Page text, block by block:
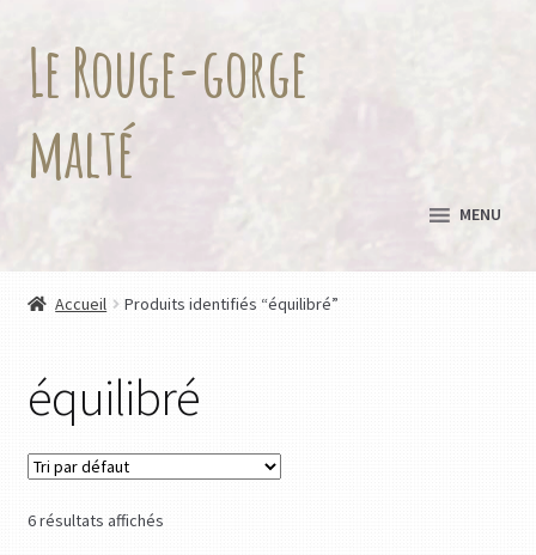
Aller
à
la
navigation
Aller
au
contenu
Le Rouge-gorge
malté
MENU
Accueil Produits identifiés “équilibré”
équilibré
6 résultats affichés